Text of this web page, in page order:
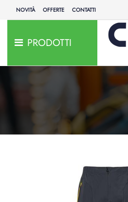
NOVITÀ OFFERTE CONTATTI
PRODOTTI